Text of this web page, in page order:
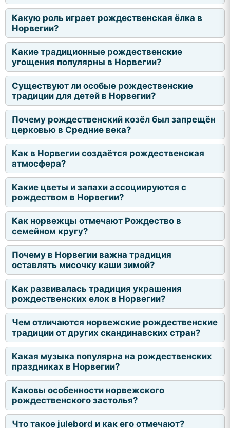
Какую роль играет рождественская ёлка в
Норвегии?
Какие традиционные рождественские
угощения популярны в Норвегии?
Существуют ли особые рождественские
традиции для детей в Норвегии?
Почему рождественский козёл был запрещён
церковью в Средние века?
Как в Норвегии создаётся рождественская
атмосфера?
Какие цветы и запахи ассоциируются с
рождеством в Норвегии?
Как норвежцы отмечают Рождество в
семейном кругу?
Почему в Норвегии важна традиция
оставлять мисочку каши зимой?
Как развивалась традиция украшения
рождественских елок в Норвегии?
Чем отличаются норвежские рождественские
традиции от других скандинавских стран?
Какая музыка популярна на рождественских
праздниках в Норвегии?
Каковы особенности норвежского
рождественского застолья?
Что такое julebord и как его отмечают?